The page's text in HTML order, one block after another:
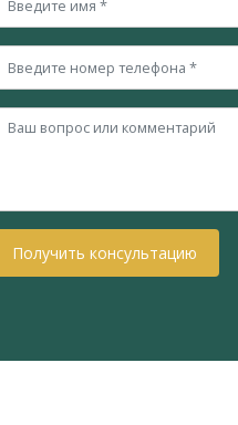
Получить консультацию